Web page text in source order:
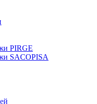
PIRGE
SACOPISA